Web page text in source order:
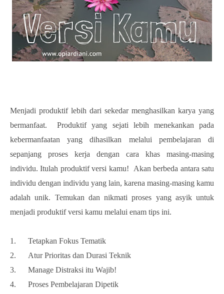
Menjadi produktif lebih dari sekedar menghasilkan karya yang
bermanfaat. Produktif yang sejati lebih menekankan pada
kebermanfaatan yang dihasilkan melalui pembelajaran di
sepanjang proses kerja dengan cara khas masing-masing
individu. Itulah produktif versi kamu! Akan berbeda antara satu
individu dengan individu yang lain, karena masing-masing kamu
adalah unik. Temukan dan nikmati proses yang asyik untuk
menjadi produktif versi kamu melalui enam tips ini.
1. Tetapkan Fokus Tematik
2. Atur Prioritas dan Durasi Teknik
3. Manage Distraksi itu Wajib!
4. Proses Pembelajaran Dipetik